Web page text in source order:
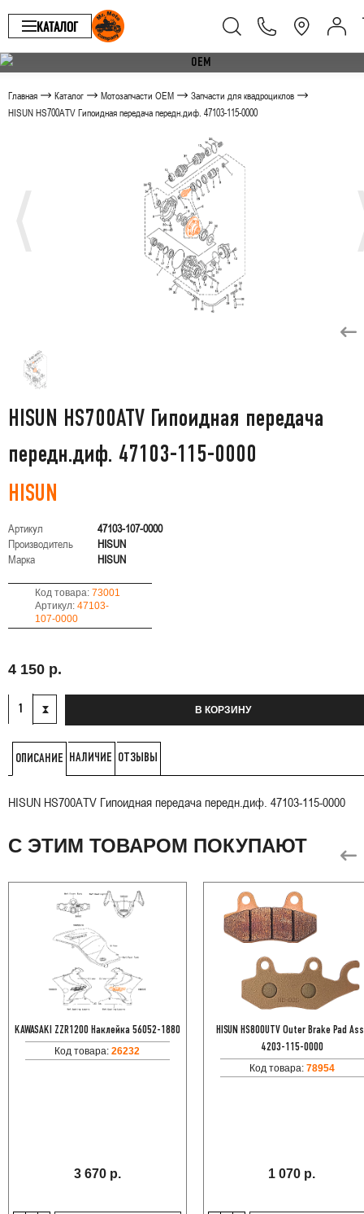
КАТАЛОГ
Главная Каталог Мотозапчасти OEM
Запчасти для квадроциклов
HISUN HS700ATV Гипоидная передача передн.диф. 47103-115-0000
HISUN HS700ATV Гипоидная передача
передн.диф. 47103-115-0000
HISUN
Артикул
47103-107-0000
Производитель
HISUN
Марка
HISUN
Код товара:73001
Артикул:47103-
107-0000
4 150 р.
В КОРЗИНУ
ОПИСАНИЕ НАЛИЧИЕ ОТЗЫВЫ
HISUN HS700ATV Гипоидная передача передн.диф. 47103-115-0000
С ЭТИМ ТОВАРОМ ПОКУПАЮТ
KAWASAKI ZZR1200 Наклейка 56052-1880
Код товара:26232
3 670 р.
HISUN HS800UTV Outer Brake Pad
4203-115-0000
Код товара: 78954
1 070 р.